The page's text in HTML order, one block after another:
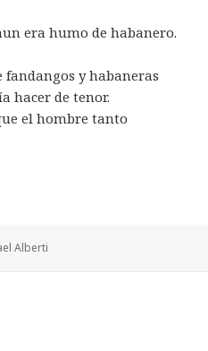
era humo de habanero.
fandangos y habaneras
hacer de tenor.
el hombre tanto
Alberti